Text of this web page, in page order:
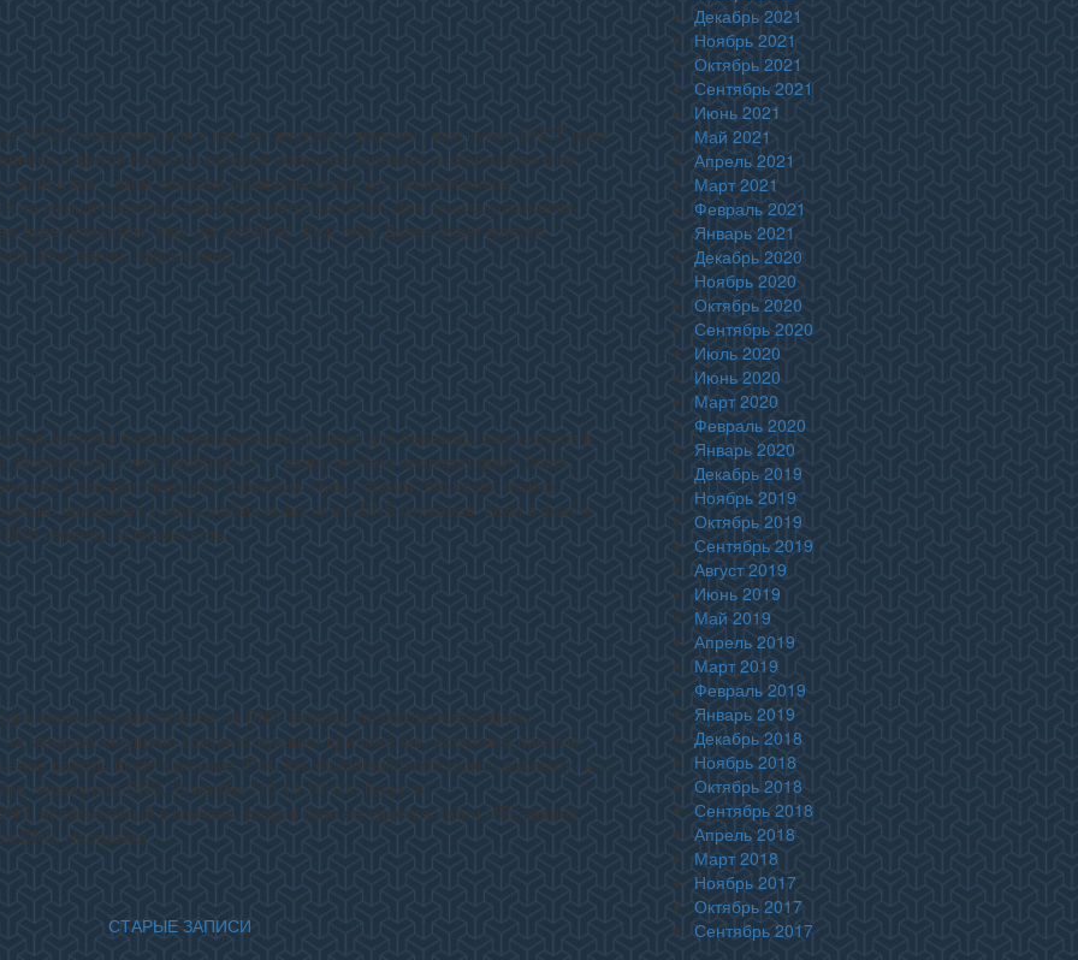
DHCP-cерверами или у вас нет доступа к другому , вам нужен DHCP-relay
в другой подсети, который получает/передает информацию с/на
клиентом. Таким образом осуществляется централизованное
на маршрутизаторы в многосегментных сетях. Для начала установим
будет клиентом. #apt-get install isc-dhcp-relay Далее будет мастер
dhcp-server. Здесь нужно…
в любой операционной системе для перевода имен хостов в
facebook.com или myubuntu.ru — ваша система проверит файл hosts,
с соответствующим сервером. Путь к файлу /etc/hosts, можно
приоритет у этого файла вышу чем у DNS-cерверов. Если в файле
серверу. В линукс есть…
для ответов на DNS-запросы по соответствующему
котором запущено соответствующее приложение. Установка пакетов
работы bind9 в режиме IPv4. #vi /etc/default/bind9 Нужно добавить -4 к
первичного DNS. forwardes {10.10.10.10;};listen-on
используемый в случаях, когда в базе не удаётся найти URL-запрос.
DNS. Настройка…
СТАРЫЕ ЗАПИСИ
Декабрь 2021
Ноябрь 2021
Октябрь 2021
Сентябрь 2021
Июнь 2021
Май 2021
Апрель 2021
Март 2021
Февраль 2021
Январь 2021
Декабрь 2020
Ноябрь 2020
Октябрь 2020
Сентябрь 2020
Июль 2020
Июнь 2020
Март 2020
Февраль 2020
Январь 2020
Декабрь 2019
Ноябрь 2019
Октябрь 2019
Сентябрь 2019
Август 2019
Июнь 2019
Май 2019
Апрель 2019
Март 2019
Февраль 2019
Январь 2019
Декабрь 2018
Ноябрь 2018
Октябрь 2018
Сентябрь 2018
Апрель 2018
Март 2018
Ноябрь 2017
Октябрь 2017
Сентябрь 2017